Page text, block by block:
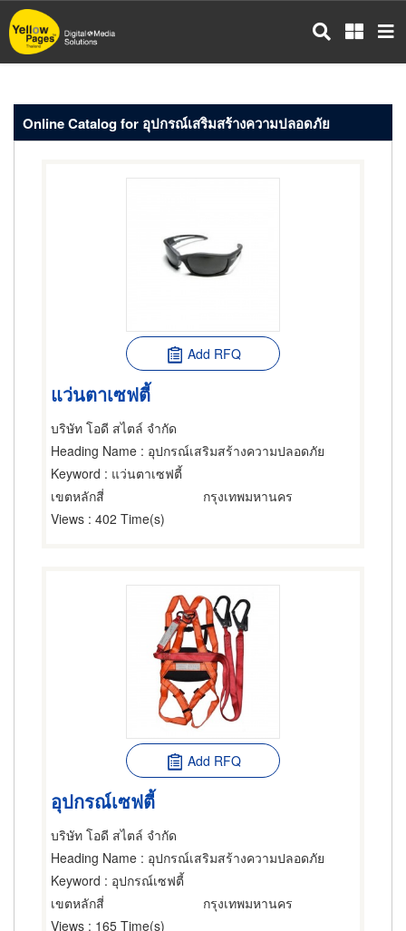
Skip
to
main
Online Catalog for อุปกรณ์เสริมสร้างความปลอดภัย
Add RFQ
แว่นตาเซฟตี้
บริษัท โอดี สไตล์ จำกัด
Heading Name : อุปกรณ์เสริมสร้างความปลอดภัย
Keyword : แว่นตาเซฟตี้
เขตหลักสี่
กรุงเทพมหานคร
Views : 402 Time(s)
Add RFQ
อุปกรณ์เซฟตี้
บริษัท โอดี สไตล์ จำกัด
Heading Name : อุปกรณ์เสริมสร้างความปลอดภัย
Keyword : อุปกรณ์เซฟตี้
เขตหลักสี่
กรุงเทพมหานคร
Views : 165 Time(s)